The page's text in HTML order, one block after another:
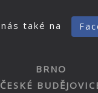
také na
BRNO
ČESKÉ